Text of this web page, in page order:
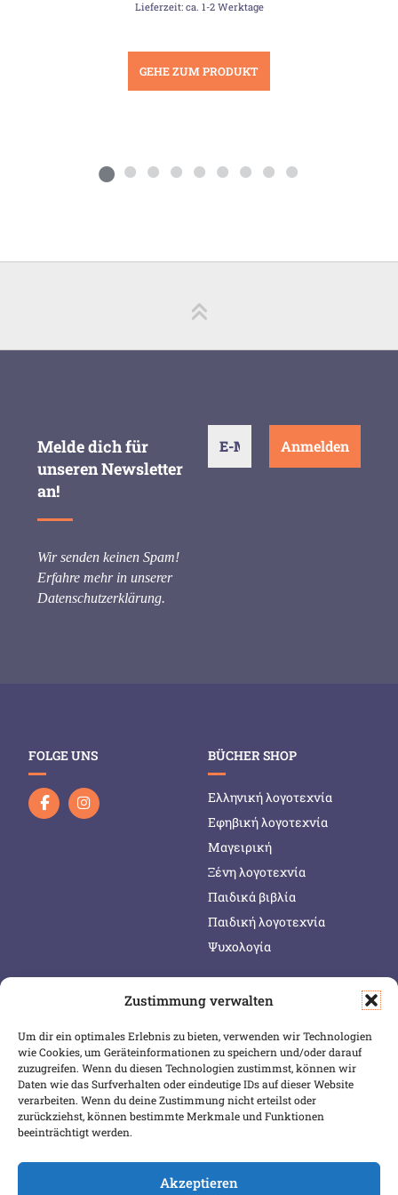
Zustimmung verwalten
Um dir ein optimales Erlebnis zu bieten, verwenden wir Technologien
wie Cookies, um Geräteinformationen zu speichern und/oder darauf
zuzugreifen. Wenn du diesen Technologien zustimmst, können wir
Daten wie das Surfverhalten oder eindeutige IDs auf dieser Website
verarbeiten. Wenn du deine Zustimmung nicht erteilst oder
zurückziehst, können bestimmte Merkmale und Funktionen
beeinträchtigt werden.
Akzeptieren
Lieferzeit: ca. 1-2 Werktage
GEHE ZUM PRODUKT
Melde dich für
unseren Newsletter
an!
Wir senden keinen Spam!
Erfahre mehr in unserer
Datenschutzerklärung.
FOLGE UNS BÜCHER SHOP
Ελληνική λογοτεχνία
Εφηβική λογοτεχνία
Μαγειρική
Ξένη λογοτεχνία
Παιδικά βιβλία
Παιδική λογοτεχνία
Ψυχολογία
SERVICE & INFOS
Warenkorb
Wunschliste
Mein Konto
Versand & Lieferung
Zahlungsweisen
SICHER BEZAHLEN